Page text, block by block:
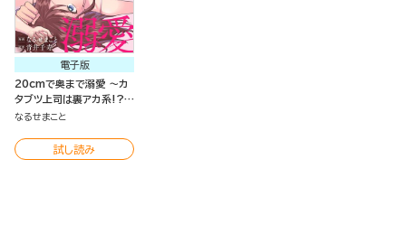
電子版
20cmで奥まで溺愛 ～カ
タブツ上司は裏アカ系!?～
（分冊版）
なるせまこと
試し読み